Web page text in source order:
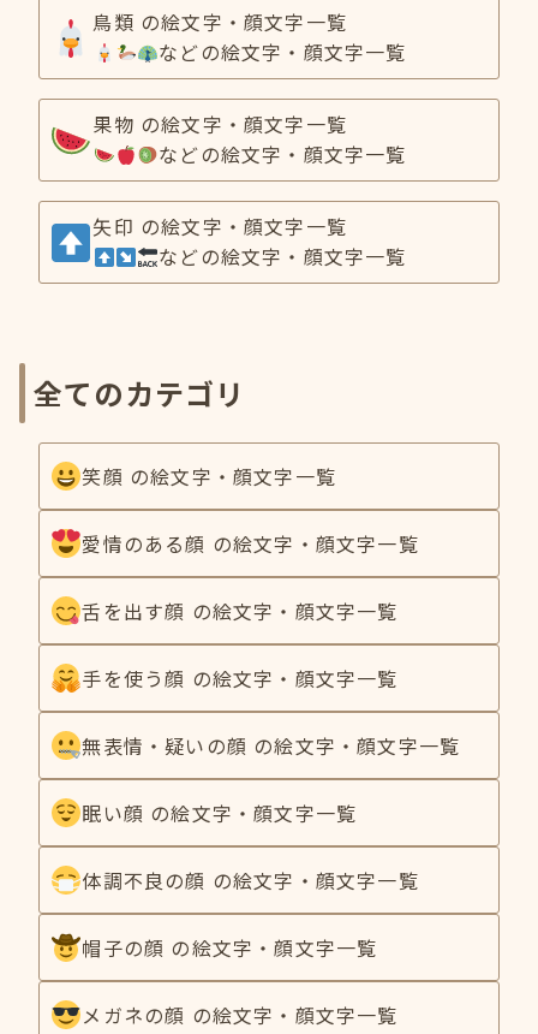
鳥類 の絵文字・顔文字一覧
などの絵文字・顔文字一覧
果物 の絵文字・顔文字一覧
などの絵文字・顔文字一覧
矢印 の絵文字・顔文字一覧
などの絵文字・顔文字一覧
全てのカテゴリ
笑顔 の絵文字・顔文字一覧
愛情のある顔 の絵文字・顔文字一覧
舌を出す顔 の絵文字・顔文字一覧
手を使う顔 の絵文字・顔文字一覧
無表情・疑いの顔 の絵文字・顔文字一覧
眠い顔 の絵文字・顔文字一覧
体調不良の顔 の絵文字・顔文字一覧
帽子の顔 の絵文字・顔文字一覧
メガネの顔 の絵文字・顔文字一覧